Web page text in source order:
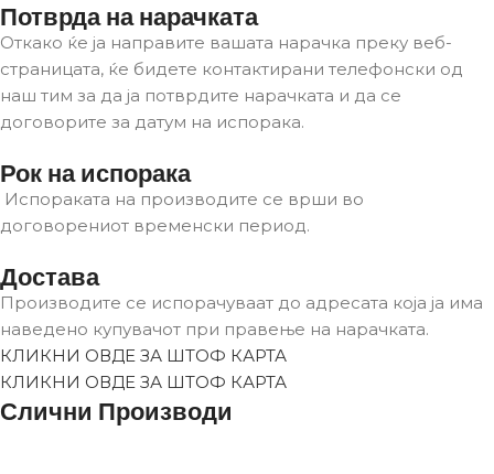
Потврда на нарачката
Откако ќе ја направите вашата нарачка преку веб-
страницата, ќе бидете контактирани телефонски од
наш тим за да ја потврдите нарачката и да се
договорите за датум на испорака.
Рок на испорака
Испораката на производите се врши во
договорениот временски период.
Достава
Производите се испорачуваат до адресата која ја има
наведено купувачот при правење на нарачката.
КЛИКНИ ОВДЕ ЗА ШТОФ КАРТА
КЛИКНИ ОВДЕ ЗА ШТОФ КАРТА
Слични Производи